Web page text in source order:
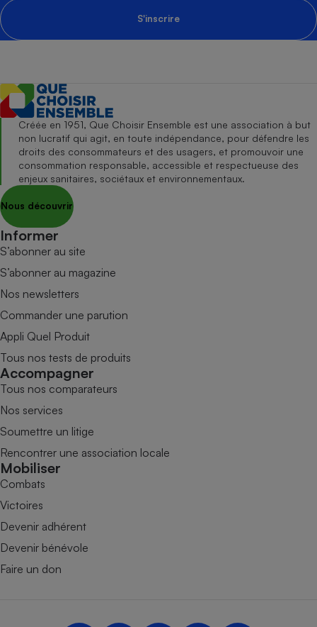
S'inscrire
Créée en 1951, Que Choisir Ensemble est une association à but
non lucratif qui agit, en toute indépendance, pour défendre les
droits des consommateurs et des usagers, et promouvoir une
consommation responsable, accessible et respectueuse des
enjeux sanitaires, sociétaux et environnementaux.
Nous découvrir
Informer
S’abonner au site
S’abonner au magazine
Nos newsletters
Commander une parution
Appli Quel Produit
Tous nos tests de produits
Accompagner
Tous nos comparateurs
Nos services
Soumettre un litige
Rencontrer une association locale
Mobiliser
Combats
Victoires
Devenir adhérent
Devenir bénévole
Faire un don